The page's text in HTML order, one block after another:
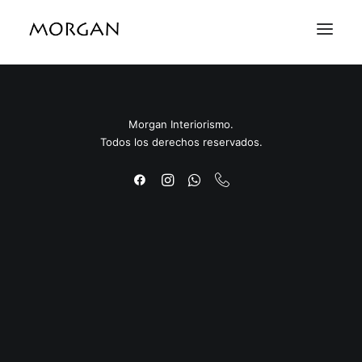
Nothing found.
Morgan Interiorismo.
Todos los derechos reservados.